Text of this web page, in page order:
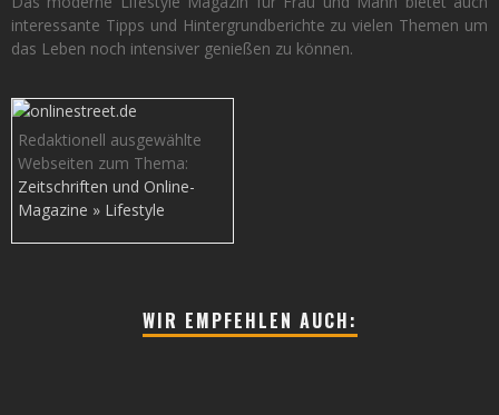
interessante Tipps und Hintergrundberichte zu vielen Themen um
das Leben noch intensiver genießen zu können.
Redaktionell ausgewählte
Webseiten zum Thema:
Zeitschriften und Online-
Magazine » Lifestyle
WIR EMPFEHLEN AUCH: